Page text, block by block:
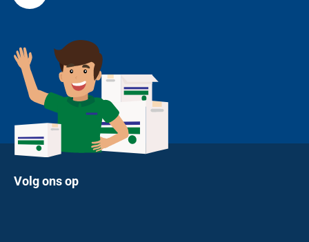
Volg ons op